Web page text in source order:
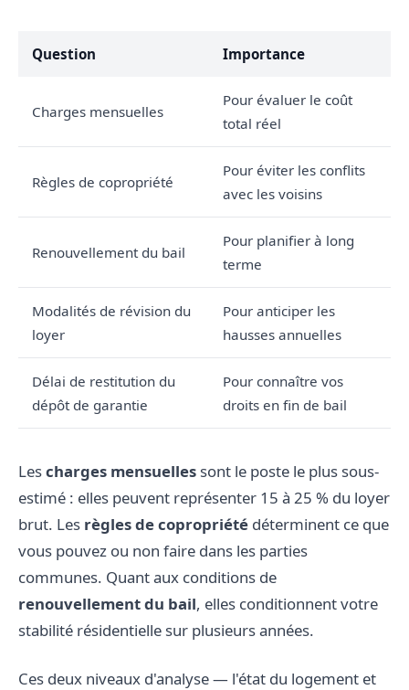
Question Importance
Charges mensuelles
Pour évaluer le coût
total réel
Règles de copropriété
Pour éviter les conflits
avec les voisins
Renouvellement du bail
Pour planifier à long
terme
Modalités de révision du
loyer
Pour anticiper les
hausses annuelles
Délai de restitution du
dépôt de garantie
Pour connaître vos
droits en fin de bail
Lescharges mensuelles sont le poste le plus sous-
estimé : elles peuvent représenter 15 à 25 % du loyer
brut. Les règles de copropriété déterminent ce que
vous pouvez ou non faire dans les parties
communes. Quant aux conditions de
renouvellement du bail, elles conditionnent votre
stabilité résidentielle sur plusieurs années.
Ces deux niveaux d'analyse — l'état du logement et